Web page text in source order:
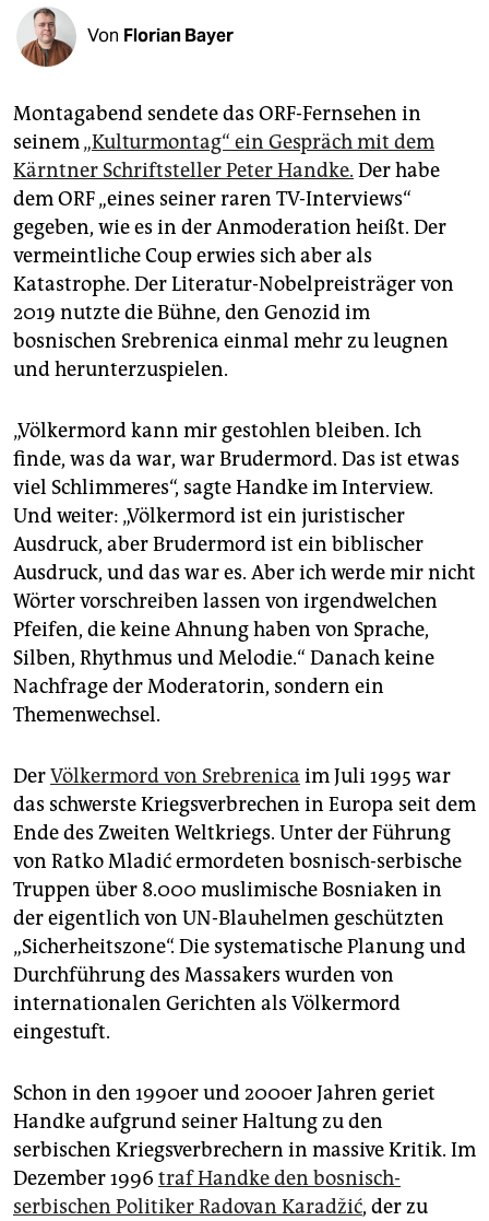
fragen & hilfe
unterstützen
abo
genossenschaft
epaper login
Von Florian Bayer
Montagabend sendete das ORF-Fernsehen in
seinem„Kulturmontag“ ein Gespräch mit dem
Kärntner Schriftsteller Peter Handke. Der habe
dem ORF „eines seiner raren TV-Interviews“
gegeben, wie es in der Anmoderation heißt. Der
vermeintliche Coup erwies sich aber als
Katastrophe. Der Literatur-Nobelpreisträger von
2019 nutzte die Bühne, den Genozid im
bosnischen Srebrenica einmal mehr zu leugnen
und herunterzuspielen.
„Völkermord kann mir gestohlen bleiben. Ich
finde, was da war, war Brudermord. Das ist etwas
viel Schlimmeres“, sagte Handke im Interview.
Und weiter: „Völkermord ist ein juristischer
Ausdruck, aber Brudermord ist ein biblischer
Ausdruck, und das war es. Aber ich werde mir nicht
Wörter vorschreiben lassen von irgendwelchen
Pfeifen, die keine Ahnung haben von Sprache,
Silben, Rhythmus und Melodie.“ Danach keine
Nachfrage der Moderatorin, sondern ein
Themenwechsel.
DerVölkermord von Srebrenica im Juli 1995 war
das schwerste Kriegsverbrechen in Europa seit dem
Ende des Zweiten Weltkriegs. Unter der Führung
von Ratko Mladić ermordeten bosnisch-serbische
Truppen über 8.000 muslimische Bosniaken in
der eigentlich von UN-Blauhelmen geschützten
„Sicherheitszone“. Die systematische Planung und
Durchführung des Massakers wurden von
internationalen Gerichten als Völkermord
eingestuft.
Schon in den 1990er und 2000er Jahren geriet
Handke aufgrund seiner Haltung zu den
serbischen Kriegsverbrechern in massive Kritik. Im
Dezember 1996 traf Handke den bosnisch-
serbischen Politiker Radovan Karadžić, der zu